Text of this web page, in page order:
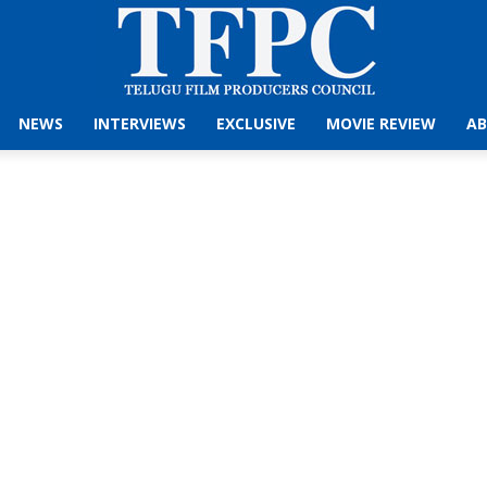
NEWS INTERVIEWS EXCLUSIVE MOVIE REVIEW